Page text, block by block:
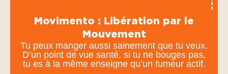
Movimento : Libération par le
Mouvement
Tu peux manger aussi sainement que tu veux.
D’un point de vue santé, si tu ne bouges pas,
tu es à la même enseigne qu’un fumeur actif.